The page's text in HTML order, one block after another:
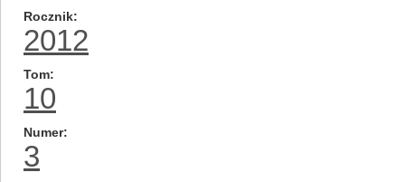
Rocznik
2012
Tom
10
Numer
3